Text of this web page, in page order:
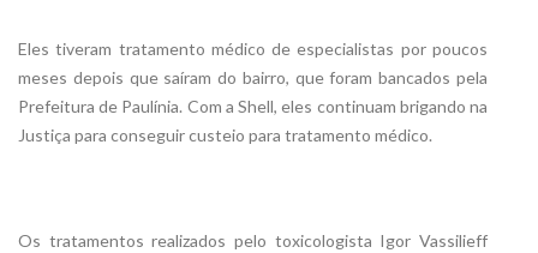
Eles tiveram tratamento médico de especialistas por poucos
meses depois que saíram do bairro, que foram bancados pela
Prefeitura de Paulínia. Com a Shell, eles continuam brigando na
Justiça para conseguir custeio para tratamento médico.
Os tratamentos realizados pelo toxicologista Igor Vassilieff